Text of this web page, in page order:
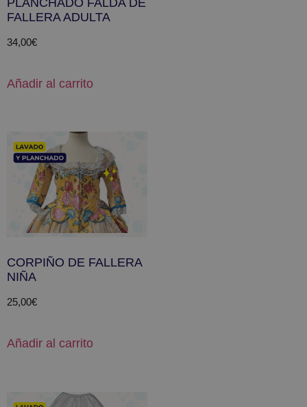
FALLERA ADULTA
34,00€
Añadir al carrito
CORPIÑO DE FALLERA
NIÑA
25,00€
Añadir al carrito